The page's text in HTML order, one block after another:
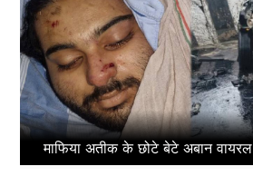
माफिया अतीक के छोटे बेटे अबान वायरल